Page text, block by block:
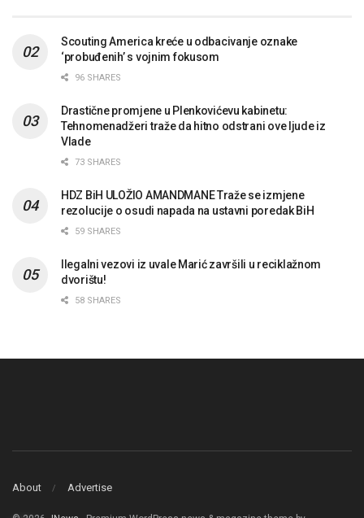
Scouting America kreće u odbacivanje oznake
‘probuđenih’ s vojnim fokusom
96 SHARES
Drastične promjene u Plenkovićevu kabinetu:
Tehnomenadžeri traže da hitno odstrani ove ljude iz
Vlade
73 SHARES
HDZ BiH ULOŽIO AMANDMANE Traže se izmjene
rezolucije o osudi napada na ustavni poredak BiH
59 SHARES
Ilegalni vezovi iz uvale Marić završili u reciklažnom
dvorištu!
58 SHARES
About Advertise